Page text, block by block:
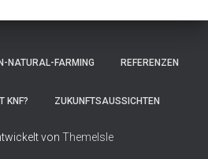
NATURAL-FARMING REFERENZEN
KNF? ZUKUNFTSAUSSICHTEN
von ThemeIsle